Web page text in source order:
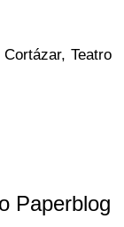
Cortázar, Teatro